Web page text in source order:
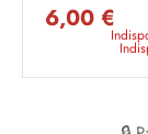
6,00 €